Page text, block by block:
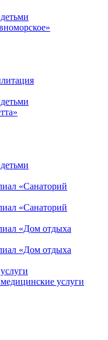
«Санаторий
«Санаторий
«Дом отдыха
«Дом отдыха
услуги